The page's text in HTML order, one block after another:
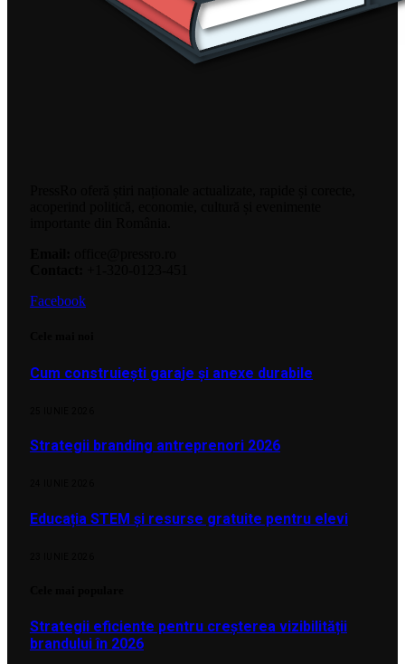
Facebook
Cum construiești garaje și anexe durabile
Strategii branding antreprenori 2026
Educația STEM și resurse gratuite pentru elevi
Strategii eficiente pentru creșterea vizibilității
brandului în 2026